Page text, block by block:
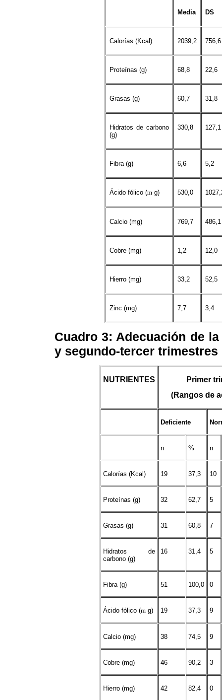
Media DS
Calorías (Kcal) 2039,2 756,6
Proteínas (g) 68,8 22,6
Grasas (g) 60,7 31,8
Hidratos de carbono
(g)
330,8 127,1
Fibra (g) 6,6 5,2
Ácido fólico (mg) 530,0
Calcio (mg) 769,7 486,1
Cobre (mg) 1,2 12,0
Hierro (mg) 33,2 52,5
Zinc (mg) 7,7 3,4
Cuadro 3: Adecuación de
y segundo-tercer trimestres
NUTRIENTES
Primer
(Rangos de
Deficiente
n % n
Calorías (Kcal) 19 37,3 10
Proteínas (g) 32 62,7 5
Grasas (g) 31 60,8 7
Hidratos de
carbono (g)
16 31,4 5
Fibra (g) 51 100,0 0
Ácido fólico (mg) 19 37,3 9
Calcio (mg) 38 74,5 9
Cobre (mg) 46 90,2 3
Hierro (mg) 42 82,4 0